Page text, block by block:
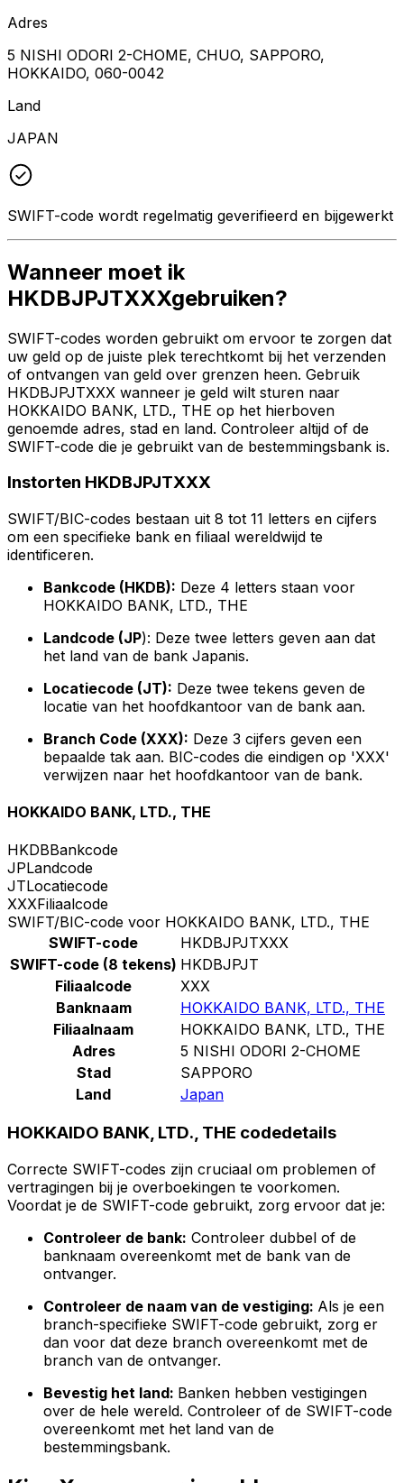
Adres
5 NISHI ODORI 2-CHOME, CHUO, SAPPORO,
HOKKAIDO, 060-0042
Land
JAPAN
SWIFT-code wordt regelmatig geverifieerd en bijgewerkt
Wanneer moet ik
HKDBJPJTXXXgebruiken?
SWIFT-codes worden gebruikt om ervoor te zorgen dat
uw geld op de juiste plek terechtkomt bij het verzenden
of ontvangen van geld over grenzen heen. Gebruik
HKDBJPJTXXX wanneer je geld wilt sturen naar
HOKKAIDO BANK, LTD., THE op het hierboven
genoemde adres, stad en land. Controleer altijd of de
SWIFT-code die je gebruikt van de bestemmingsbank is.
Instorten HKDBJPJTXXX
SWIFT/BIC-codes bestaan uit 8 tot 11 letters en cijfers
om een specifieke bank en filiaal wereldwijd te
identificeren.
Bankcode (HKDB): Deze 4 letters staan voor
HOKKAIDO BANK, LTD., THE
Landcode (JP): Deze twee letters geven aan dat
het land van de bank Japanis.
Locatiecode (JT): Deze twee tekens geven de
locatie van het hoofdkantoor van de bank aan.
Branch Code (XXX): Deze 3 cijfers geven een
bepaalde tak aan. BIC-codes die eindigen op 'XXX'
verwijzen naar het hoofdkantoor van de bank.
HOKKAIDO BANK, LTD., THE
HKDBBankcode
JPLandcode
JTLocatiecode
XXXFiliaalcode
SWIFT/BIC-code voor HOKKAIDO BANK, LTD., THE
SWIFT-code
HKDBJPJTXXX
SWIFT-code (8 tekens) HKDBJPJT
Filiaalcode
XXX
Banknaam
HOKKAIDO BANK, LTD., THE
Filiaalnaam
HOKKAIDO BANK, LTD., THE
Adres
5 NISHI ODORI 2-CHOME
Stad
SAPPORO
Land
Japan
HOKKAIDO BANK, LTD., THE codedetails
Correcte SWIFT-codes zijn cruciaal om problemen of
vertragingen bij je overboekingen te voorkomen.
Voordat je de SWIFT-code gebruikt, zorg ervoor dat je:
Controleer de bank: Controleer dubbel of de
banknaam overeenkomt met de bank van de
ontvanger.
Controleer de naam van de vestiging: Als je een
branch-specifieke SWIFT-code gebruikt, zorg er
dan voor dat deze branch overeenkomt met de
branch van de ontvanger.
Bevestig het land: Banken hebben vestigingen
over de hele wereld. Controleer of de SWIFT-code
overeenkomt met het land van de
bestemmingsbank.